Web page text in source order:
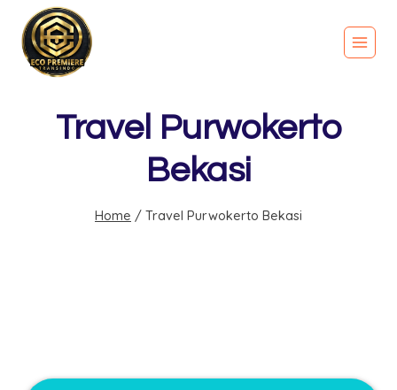
Travel Purwokerto
Bekasi
Home / Travel Purwokerto Bekasi